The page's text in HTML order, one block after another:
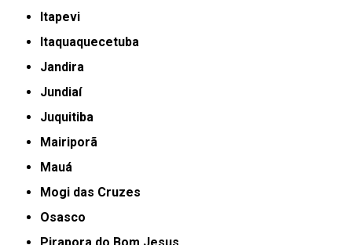
Itapevi
Itaquaquecetuba
Jandira
Jundiaí
Juquitiba
Mairiporã
Mauá
Mogi das Cruzes
Osasco
Pirapora do Bom Jesus